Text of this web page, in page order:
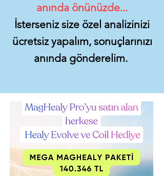
anında önünüzde...
İsterseniz size özel analizinizi
ücretsiz yapalım, sonuçlarınızı
anında gönderelim.